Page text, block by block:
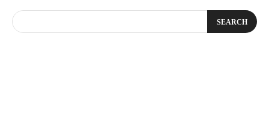
SEARCH